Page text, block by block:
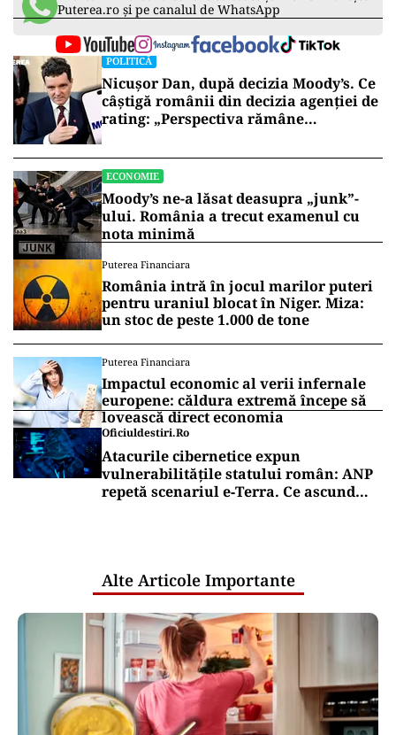
Puterea.ro și pe canalul de WhatsApp
POLITICĂ
Nicușor Dan, după decizia Moody’s. Ce
câștigă românii din decizia agenției de
rating: „Perspectiva rămâne
ECONOMIE
Moody’s ne-a lăsat deasupra „junk”-
ului. România a trecut examenul cu
nota minimă
Puterea Financiara
România intră în jocul marilor puteri
pentru uraniul blocat în Niger. Miza:
un stoc de peste 1.000 de tone
Puterea Financiara
Impactul economic al verii infernale
europene: căldura extremă începe să
lovească direct economia
Oficiuldestiri.ro
Atacurile cibernetice expun
vulnerabilitățile statului român: ANP
repetă scenariul e‑Terra. Ce ascund
Alte Articole Importante